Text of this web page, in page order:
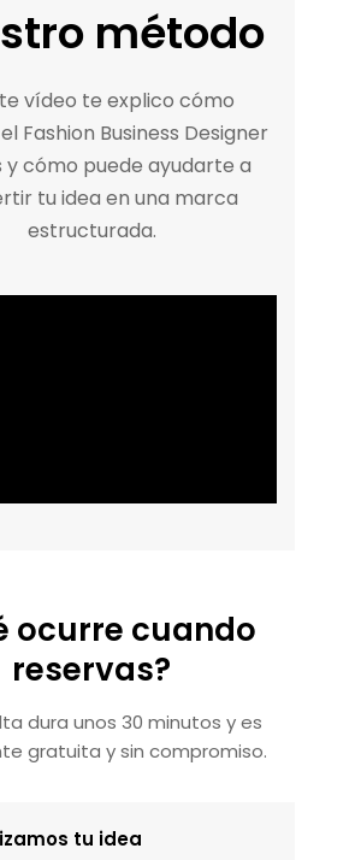
método
vídeo te explico cómo
Fashion Business Designer
y cómo puede ayudarte a
tu idea en una marca
estructurada.
ocurre cuando
reservas?
dura unos 30 minutos y es
gratuita y sin compromiso.
tu idea